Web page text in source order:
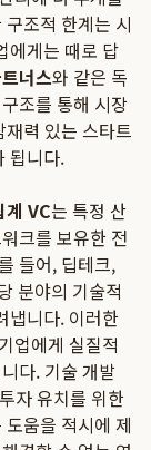
조적 한계는 시
에게는 때로 답
너스와 같은 독
조를 통해 시장
력 있는 스타트
됩니다.
계 VC는 특정 산
크를 보유한 전
들어, 딥테크,
분야의 기술적
냅니다. 이러한
업에게 실질적
다. 기술 개발
자 유치를 위한
움을 적시에 제